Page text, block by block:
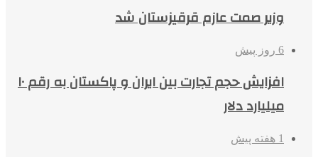
وزیر صمت عازم قرقیزستان شد
6 روز پیش
افزایش حجم تجارت بین ایران و پاکستان به رقم ۱۰
میلیارد دلار
1 هفته پیش